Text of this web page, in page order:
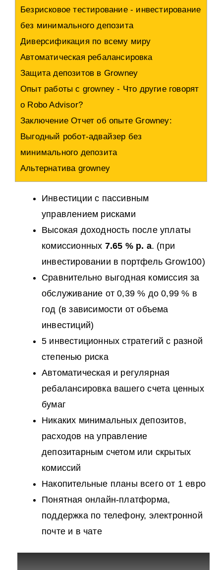
Безрисковое тестирование - инвестирование
без минимального депозита
Диверсификация по всему миру
Автоматическая ребалансировка
Защита депозитов в Growney
Опыт работы с growney - Что другие говорят
о Robo Advisor?
Заключение Отчет об опыте Growney:
Выгодный робот-адвайзер без
минимального депозита
Альтернатива growney
Инвестиции с пассивным
управлением рисками
Высокая доходность после уплаты
комиссионных 7.65 % p. a. (при
инвестировании в портфель Grow100)
Сравнительно выгодная комиссия за
обслуживание от 0,39 % до 0,99 % в
год (в зависимости от объема
инвестиций)
5 инвестиционных стратегий с разной
степенью риска
Автоматическая и регулярная
ребалансировка вашего счета ценных
бумаг
Никаких минимальных депозитов,
расходов на управление
депозитарным счетом или скрытых
комиссий
Накопительные планы всего от 1 евро
Понятная онлайн-платформа,
поддержка по телефону, электронной
почте и в чате